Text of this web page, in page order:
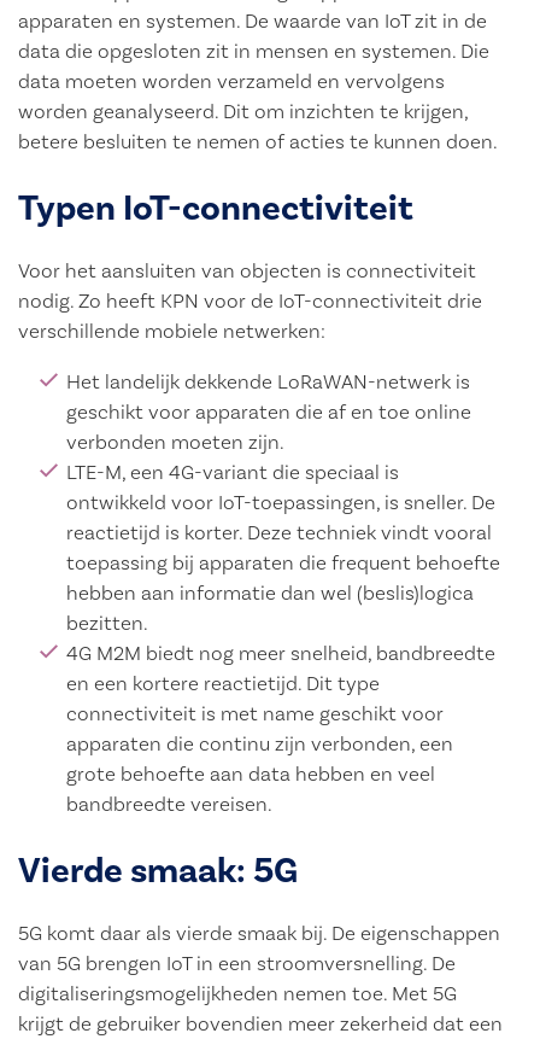
apparaten en systemen. De waarde van IoT zit in de
data die opgesloten zit in mensen en systemen. Die
data moeten worden verzameld en vervolgens
worden geanalyseerd. Dit om inzichten te krijgen,
betere besluiten te nemen of acties te kunnen doen.
Typen IoT-connectiviteit
Voor het aansluiten van objecten is connectiviteit
nodig. Zo heeft KPN voor de IoT-connectiviteit drie
verschillende mobiele netwerken:
Het landelijk dekkende LoRaWAN-netwerk is
geschikt voor apparaten die af en toe online
verbonden moeten zijn.
LTE-M, een 4G-variant die speciaal is
ontwikkeld voor IoT-toepassingen, is sneller. De
reactietijd is korter. Deze techniek vindt vooral
toepassing bij apparaten die frequent behoefte
hebben aan informatie dan wel (beslis)logica
bezitten.
4G M2M biedt nog meer snelheid, bandbreedte
en een kortere reactietijd. Dit type
connectiviteit is met name geschikt voor
apparaten die continu zijn verbonden, een
grote behoefte aan data hebben en veel
bandbreedte vereisen.
Vierde smaak: 5G
5G komt daar als vierde smaak bij. De eigenschappen
van 5G brengen IoT in een stroomversnelling. De
digitaliseringsmogelijkheden nemen toe. Met 5G
krijgt de gebruiker bovendien meer zekerheid dat een